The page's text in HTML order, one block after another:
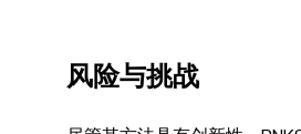
风险与挑战